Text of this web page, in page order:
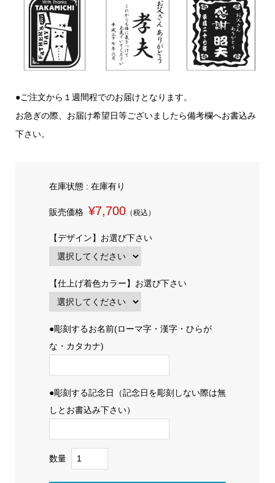
●ご注文から１週間程でのお届けとなります。
お急ぎの際、お届け希望日等ございましたら備考欄へお書込み
下さい。
在庫状態 : 在庫有り
販売価格 ¥7,700（税込）
【デザイン】お選び下さい
【仕上げ着色カラー】お選び下さい
●彫刻するお名前(ローマ字・漢字・ひらが
な・カタカナ)
●彫刻する記念日（記念日を彫刻しない際は無
しとお書込み下さい）
数量